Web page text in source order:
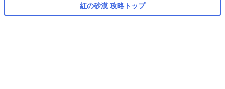
紅の砂漠 攻略トップ